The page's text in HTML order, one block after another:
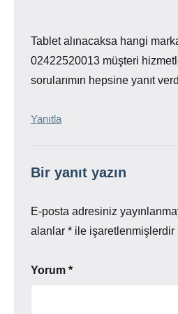
Tablet alınacaksa hangi
02422520013 müşteri
sorularımın hepsine yanıt
Yanıtla
Bir yanıt yazın
E-posta adresiniz
alanlar * ile işaretlenmişlerdir
Yorum *